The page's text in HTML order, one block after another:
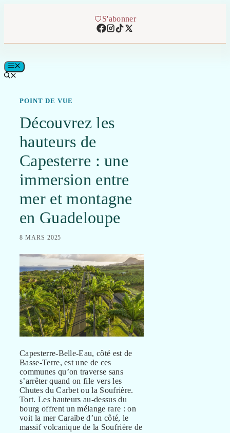
S'abonner
MENU
POINT DE VUE
Découvrez les
hauteurs de
Capesterre : une
immersion entre
mer et montagne
en Guadeloupe
8 MARS 2025
Capesterre-Belle-Eau, côté est de
Basse-Terre, est une de ces
communes qu’on traverse sans
s’arrêter quand on file vers les
Chutes du Carbet ou la Soufrière.
Tort. Les hauteurs au-dessus du
bourg offrent un mélange rare : on
voit la mer Caraïbe d’un côté, le
massif volcanique de la Soufrière de